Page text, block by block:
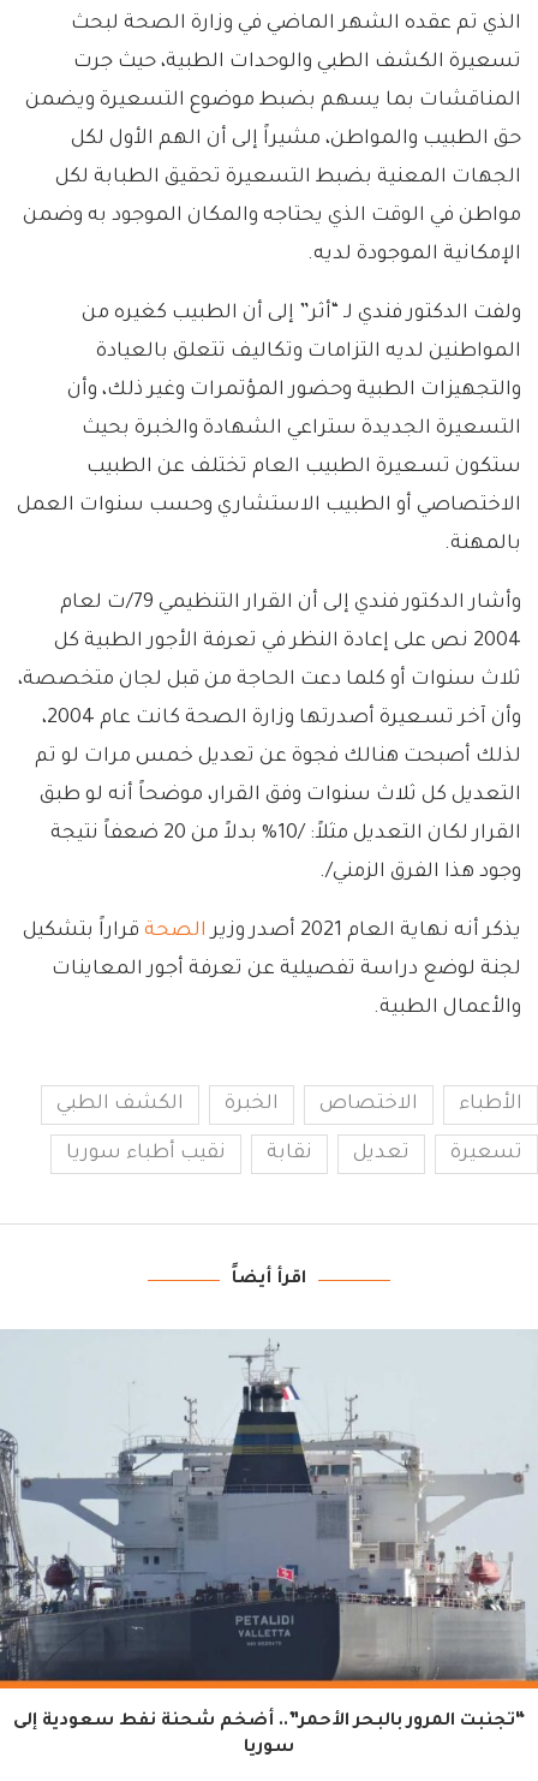
الذي تم عقده الشهر الماضي في وزارة الصحة لبحث
تسعيرة الكشف الطبي والوحدات الطبية، حيث جرت
المناقشات بما يسهم بضبط موضوع التسعيرة ويضمن
حق الطبيب والمواطن، مشيراً إلى أن الهم الأول لكل
الجهات المعنية بضبط التسعيرة تحقيق الطبابة لكل
مواطن في الوقت الذي يحتاجه والمكان الموجود به وضمن
الإمكانية الموجودة لديه.
ولفت الدكتور فندي لـ “أثر” إلى أن الطبيب كغيره من
المواطنين لديه التزامات وتكاليف تتعلق بالعيادة
والتجهيزات الطبية وحضور المؤتمرات وغير ذلك، وأن
التسعيرة الجديدة ستراعي الشهادة والخبرة بحيث
ستكون تسـعيرة الطبيب العام تختلف عن الطبيب
الاختصاصي أو الطبيب الاستشاري وحسب سنوات العمل
بالمهنة.
وأشار الدكتور فندي إلى أن القرار التنظيمي 79/ت لعام
2004 نص على إعادة النظر في تعرفة الأجور الطبية كل
ثلاث سنوات أو كلما دعت الحاجة من قبل لجان متخصصة،
وأن آخر تسـعيرة أصدرتها وزارة الصحة كانت عام 2004،
لذلك أصبحت هنالك فجوة عن تعديل خمس مرات لو تم
التعديل كل ثلاث سنوات وفق القرار، موضحاً أنه لو طبق
القرار لكان التعديل مثلاً: /10% بدلاً من 20 ضعفاً نتيجة
وجود هذا الفرق الزمني/.
يذكر أنه نهاية العام 2021 أصدر وزير الصحة قراراً بتشكيل
لجنة لوضع دراسة تفصيلية عن تعرفة أجور المعاينات
والأعمال الطبية.
الأطباء الاختصاص الخبرة الكشف الطبي
تسعيرة تعديل نقابة نقيب أطباء سوريا
اقرأ أيضاً
“تجنبت المرور بالبحر الأحمر”.. أضخم شحنة نفط سعودية إلى
سوريا